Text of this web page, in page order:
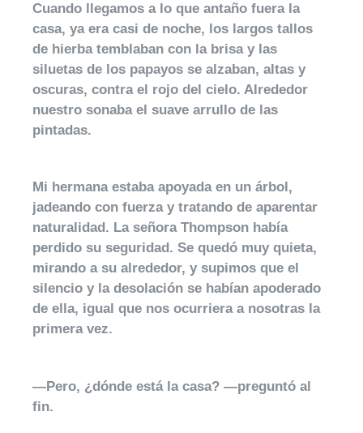
Cuando llegamos a lo que antaño fuera la
casa, ya era casi de noche, los largos tallos
de hierba temblaban con la brisa y las
siluetas de los papayos se alzaban, altas y
oscuras, contra el rojo del cielo. Alrededor
nuestro sonaba el suave arrullo de las
pintadas.
Mi hermana estaba apoyada en un árbol,
jadeando con fuerza y tratando de aparentar
naturalidad. La señora Thompson había
perdido su seguridad. Se quedó muy quieta,
mirando a su alrededor, y supimos que el
silencio y la desolación se habían apoderado
de ella, igual que nos ocurriera a nosotras la
primera vez.
—Pero, ¿dónde está la casa? —preguntó al
fin.